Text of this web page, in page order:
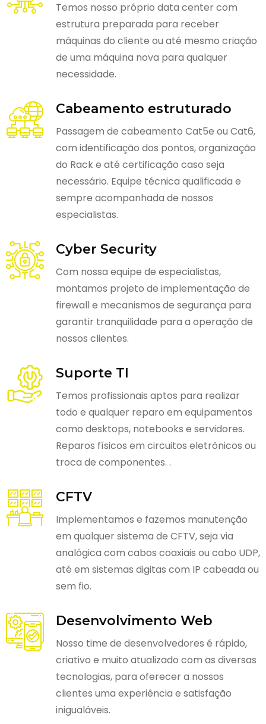
Temos nosso próprio data center com
estrutura preparada para receber
máquinas do cliente ou até mesmo criação
de uma máquina nova para qualquer
necessidade.
Cabeamento estruturado
Passagem de cabeamento Cat5e ou Cat6,
com identificação dos pontos, organização
do Rack e até certificação caso seja
necessário. Equipe técnica qualificada e
sempre acompanhada de nossos
especialistas.
Cyber Security
Com nossa equipe de especialistas,
montamos projeto de implementação de
firewall e mecanismos de segurança para
garantir tranquilidade para a operação de
nossos clientes.
Suporte TI
Temos profissionais aptos para realizar
todo e qualquer reparo em equipamentos
como desktops, notebooks e servidores.
Reparos físicos em circuitos eletrônicos ou
troca de componentes. .
CFTV
Implementamos e fazemos manutenção
em qualquer sistema de CFTV, seja via
analógica com cabos coaxiais ou cabo UDP,
até em sistemas digitas com IP cabeada ou
sem fio.
Desenvolvimento Web
Nosso time de desenvolvedores é rápido,
criativo e muito atualizado com as diversas
tecnologias, para oferecer a nossos
clientes uma experiência e satisfação
inigualáveis.